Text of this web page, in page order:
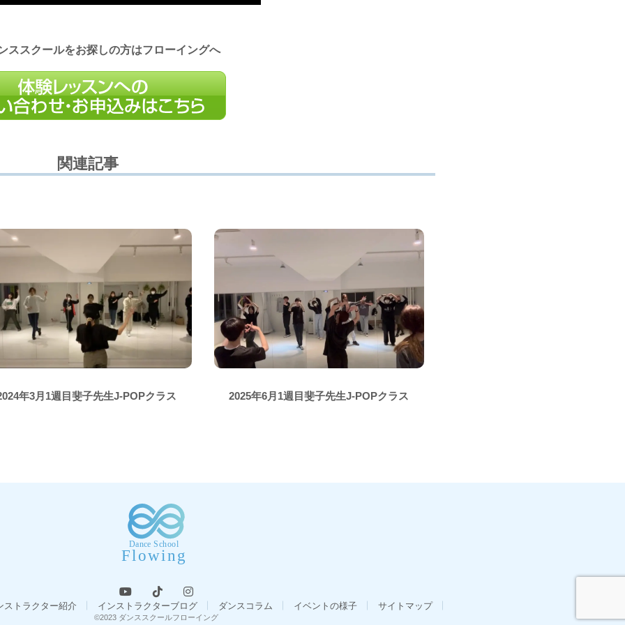
ススクールをお探しの方はフローイングへ
関連記事
年3月1週目斐子先生J-POPクラス 2025年6月1週目斐子先生J-POPクラス
ストラクター紹介 インストラクターブログ ダンスコラム イベントの様子 サイトマップ
©2023 ダンススクールフローイング